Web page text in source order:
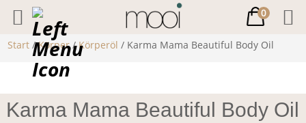
Start /Körper/Körperöl / Karma Mama Beautiful Body Oil
Karma Mama Beautiful Body Oil
0